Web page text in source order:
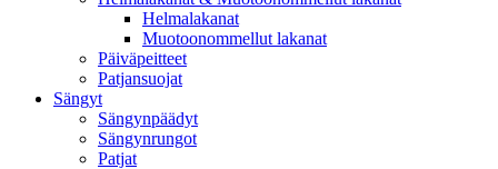
Helmalakanat
Muotoonommellut lakanat
Päiväpeitteet
Patjansuojat
Sängyt
Sängynpäädyt
Sängynrungot
Patjat